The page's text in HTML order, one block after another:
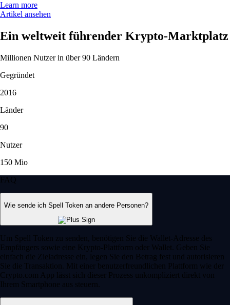
Learn more
Artikel ansehen
Ein weltweit führender Krypto-Marktplatz
Millionen Nutzer in über 90 Ländern
Gegründet
2016
Länder
90
Nutzer
150 Mio
FAQ
Wie sende ich Spell Token an andere Personen?
Um Spell Token zu senden, benötigen Sie die Wallet-Adresse des
Empfängers sowie eine Krypto-Plattform oder Wallet. Geben Sie
einfach die Zieladresse ein, legen Sie den Betrag fest und autorisieren
Sie die Transaktion. Mit einer benutzerfreundlichen Plattform wie der
Crypto.com App lässt sich dieser Prozess unkompliziert direkt von
Ihrem Smartphone aus steuern.